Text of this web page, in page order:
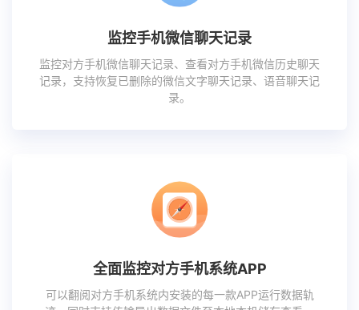
监控手机微信聊天记录
监控对方手机微信聊天记录、查看对方手机微信历史聊天
记录，支持恢复已删除的微信文字聊天记录、语音聊天记
录。
全面监控对方手机系统APP
可以翻阅对方手机系统内安装的每一款APP运行数据轨